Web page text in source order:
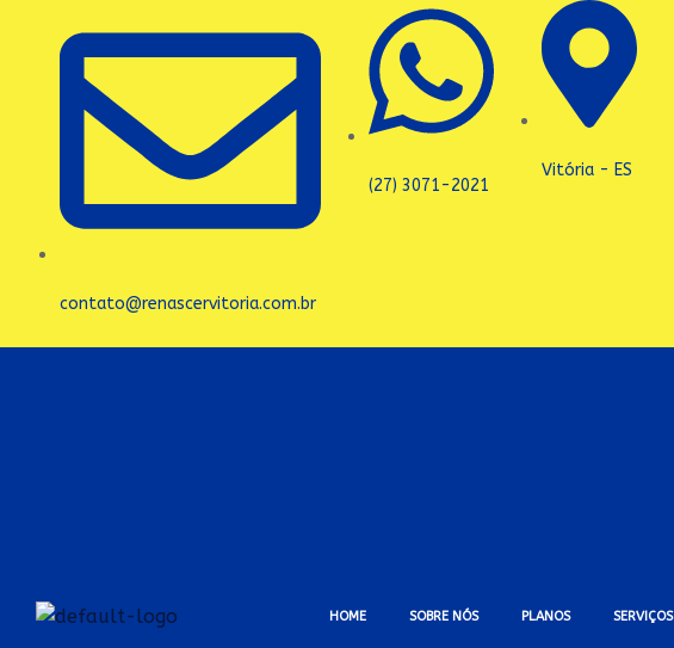
contato@renascervitoria.com.br
(27) 3071-2021
Vitória - ES
HOME SOBRE NÓS PLANOS SERVIÇOS